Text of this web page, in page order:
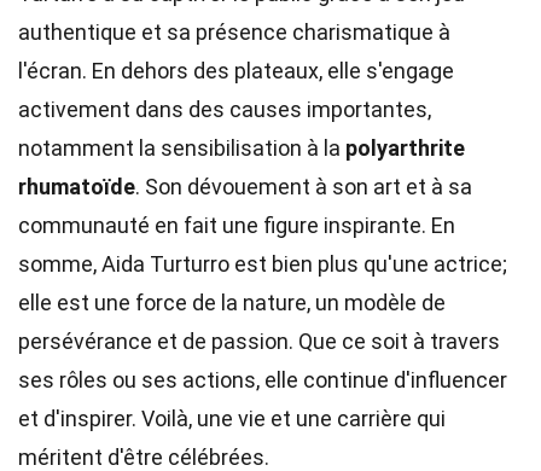
authentique et sa présence charismatique à
l'écran. En dehors des plateaux, elle s'engage
activement dans des causes importantes,
notamment la sensibilisation à la polyarthrite
rhumatoïde. Son dévouement à son art et à sa
communauté en fait une figure inspirante. En
somme, Aida Turturro est bien plus qu'une actrice;
elle est une force de la nature, un modèle de
persévérance et de passion. Que ce soit à travers
ses rôles ou ses actions, elle continue d'influencer
et d'inspirer. Voilà, une vie et une carrière qui
méritent d'être célébrées.